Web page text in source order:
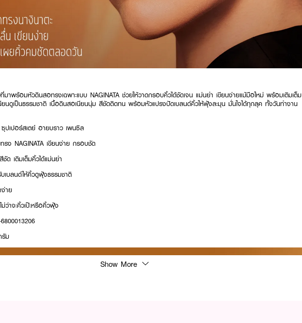
มาพร้อมหัวดินสอทรงเฉพาะแบบ NAGINATA ช่วยให้วาดกรอบคิ้วได้ชัดเจน แม่นยำ เขียนง่ายแม้มือใหม่ พร้อมเติมเต็ม
ยนดูเป็นธรรมชาติ เนื้อดินสอเนียนนุ่ม สีชัดติดทน พร้อมหัวแปรงปัดเบลนด์คิ้วให้ฟุ้งละมุน มั่นใจได้ทุกลุค ทั้งวันทำงาน
ปเปอร์สเตย์ อายบราว เพนซิล
รง NAGINATA เขียนง่าย กรอบชัด
ด เติมเต็มคิ้วได้แม่นยำ
เบลนด์ให้คิ้วดูฟุ้งธรรมชาติ
าย
ว่าจะคิ้วเป๊ะหรือคิ้วฟุ้ง
ม
Show More